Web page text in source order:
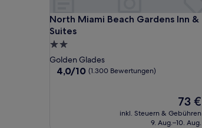
North Miami Beach Gardens Inn &
Suites
North Miami Beach Gardens Inn &
2.0-
Sterne-
Unterkunft
Golden Glades
4.0
4,0/10 (1.300 Bewertungen)
Der
Preis
beträgt
73 €
inkl. Steuern & Gebühren
9. Aug.–10. Aug.